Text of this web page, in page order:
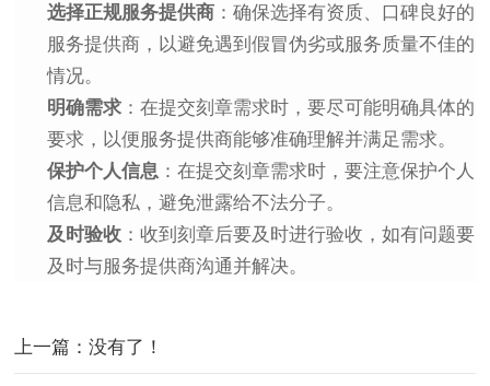
选择正规服务提供商 ：确保选择有资质、口碑良好的
服务提供商，以避免遇到假冒伪劣或服务质量不佳的
情况。
明确需求 ：在提交刻章需求时，要尽可能明确具体的
要求，以便服务提供商能够准确理解并满足需求。
保护个人信息 ：在提交刻章需求时，要注意保护个人
信息和隐私，避免泄露给不法分子。
及时验收 ：收到刻章后要及时进行验收，如有问题要
及时与服务提供商沟通并解决。
上一篇：没有了！